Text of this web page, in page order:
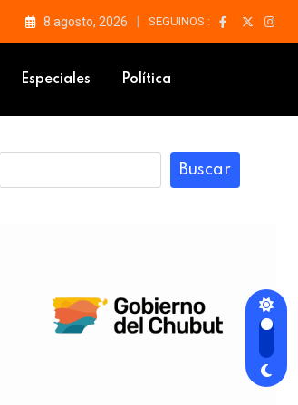
8 agosto, 2026 SEGUINOS :
Especiales Política
Buscar